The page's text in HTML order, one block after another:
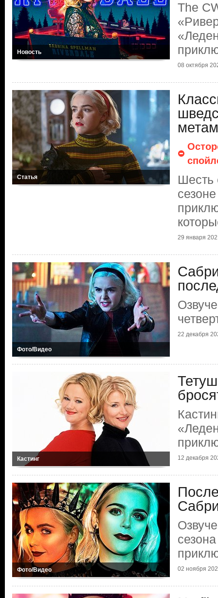
Новость
The
08 октября
Статья
Шесть
29 января
Фото/Видео
22 декабря
Кастинг 12 декабря
Фото/Видео 02 ноября